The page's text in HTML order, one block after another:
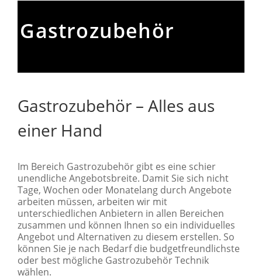
Gastrozubehör
Gastrozubehör – Alles aus
einer Hand
Im Bereich Gastrozubehör gibt es eine schier
unendliche Angebotsbreite. Damit Sie sich nicht
Tage, Wochen oder Monatelang durch Angebote
arbeiten müssen, arbeiten wir mit
unterschiedlichen Anbietern in allen Bereichen
zusammen und können Ihnen so ein individuelles
Angebot und Alternativen zu diesem erstellen. So
können Sie je nach Bedarf die budgetfreundlichste
oder best mögliche Gastrozubehör Technik
wählen.